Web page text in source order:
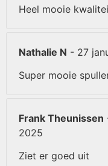
Heel mooie
Nathalie N - 27
Super mooie
Frank Theunissen
2025
Ziet er goed uit